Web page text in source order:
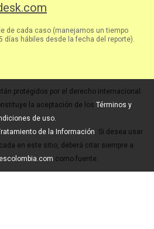
de cada caso (manejamos un tiempo
días hábiles desde la fecha del reporte).
protegidos por el derecho internacional.
la aceptación de los Términos y
de uso.
de la Información. Si desea usar
en este sitio, deberá citar siempre a
como fuente.